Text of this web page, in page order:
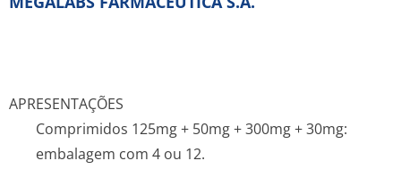
APRESENTAÇÕES
Comprimidos 125mg + 50mg + 300mg + 30mg:
embalagem com 4 ou 12.